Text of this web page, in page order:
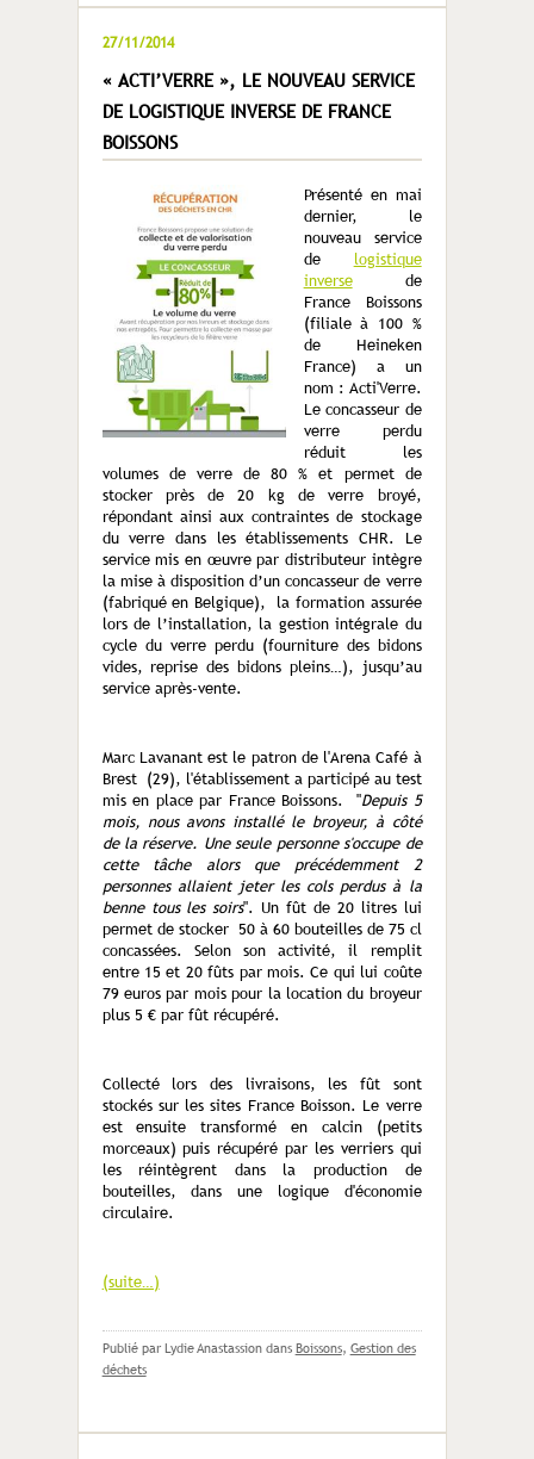
27/11/2014
« ACTI’VERRE », LE NOUVEAU SERVICE
DE LOGISTIQUE INVERSE DE FRANCE
BOISSONS
Présenté en mai
dernier, le
nouveau service
de logistique
inversede
France Boissons
(filiale à 100 %
de Heineken
France) a un
nom : Acti'Verre.
Le concasseur de
verre perdu
réduit les
volumes de verre de 80 % et permet de
stocker près de 20 kg de verre broyé,
répondant ainsi aux contraintes de stockage
du verre dans les établissements CHR. Le
service mis en œuvre par distributeur intègre
la mise à disposition d’un concasseur de verre
(fabriqué en Belgique), la formation assurée
lors de l’installation, la gestion intégrale du
cycle du verre perdu (fourniture des bidons
vides, reprise des bidons pleins…), jusqu’au
service après-vente.
Marc Lavanant est le patron de l'Arena Café à
Brest (29), l'établissement a participé au test
mis en place par France Boissons. "Depuis 5
mois, nous avons installé le broyeur, à côté
de la réserve. Une seule personne s'occupe de
cette tâche alors que précédemment 2
personnes allaient jeter les cols perdus à la
benne tous les soirs". Un fût de 20 litres lui
permet de stocker 50 à 60 bouteilles de 75 cl
concassées. Selon son activité, il remplit
entre 15 et 20 fûts par mois. Ce qui lui coûte
79 euros par mois pour la location du broyeur
plus 5 € par fût récupéré.
Collecté lors des livraisons, les fût sont
stockés sur les sites France Boisson. Le verre
est ensuite transformé en calcin (petits
morceaux) puis récupéré par les verriers qui
les réintègrent dans la production de
bouteilles, dans une logique d'économie
circulaire.
(suite…)
Publié par Lydie Anastassion dans Boissons, Gestion des
déchets